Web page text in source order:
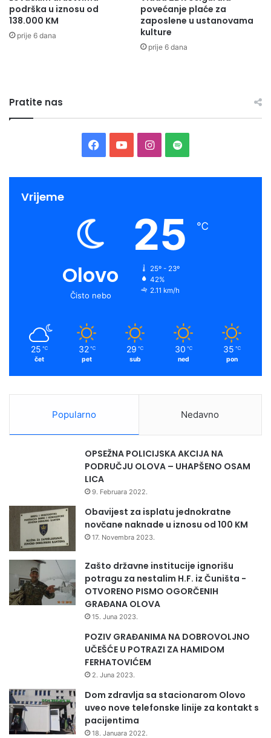
podrška u iznosu od
138.000 KM
prije 6 dana
povećanje plaće za
zaposlene u ustanovama
kulture
prije 6 dana
Pratite nas
Facebook
YouTubeInstagram
Spotify
Vrijeme
Olovo
Čisto nebo
25 ℃
25º - 23º
42%
2.11 km/h
25 ℃
čet
32 ℃
pet
29 ℃
sub
30 ℃
ned
35 ℃
pon
Popularno Nedavno
OPSEŽNA POLICIJSKA AKCIJA NA
PODRUČJU OLOVA – UHAPŠENO OSAM
LICA
9. Februara 2022.
Obavijest za isplatu jednokratne
novčane naknade u iznosu od 100 KM
17. Novembra 2023.
Zašto državne institucije ignorišu
potragu za nestalim H.F. iz Čuništa -
OTVORENO PISMO OGORČENIH
GRAĐANA OLOVA
15. Juna 2023.
POZIV GRAĐANIMA NA DOBROVOLJNO
UČEŠĆE U POTRAZI ZA HAMIDOM
FERHATOVIĆEM
2. Juna 2023.
Dom zdravlja sa stacionarom Olovo
uveo nove telefonske linije za kontakt s
pacijentima
18. Januara 2022.